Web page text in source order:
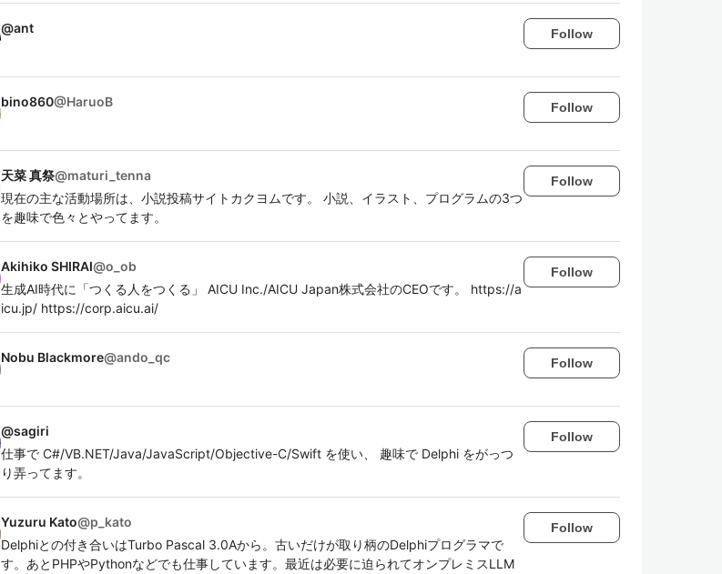
@ant Follow
bino860@HaruoB Follow
天菜 真祭@maturi_tenna
現在の主な活動場所は、小説投稿サイトカクヨムです。 小説、イラスト、プログラムの3つ
を趣味で色々とやってます。
Follow
Akihiko SHIRAI@o_ob
生成AI時代に「つくる人をつくる」 AICU Inc./AICU Japan株式会社のCEOです。 https://a
icu.jp/ https://corp.aicu.ai/
Follow
Nobu Blackmore@ando_qc Follow
@sagiri
仕事で C#/VB.NET/Java/JavaScript/Objective-C/Swift を使い、 趣味で Delphi をがっつ
り弄ってます。
Follow
Yuzuru Kato@p_kato
Delphiとの付き合いはTurbo Pascal 3.0Aから。古いだけが取り柄のDelphiプログラマで
す。あとPHPやPythonなどでも仕事しています。最近は必要に迫られてオンプレミスLLM
Follow